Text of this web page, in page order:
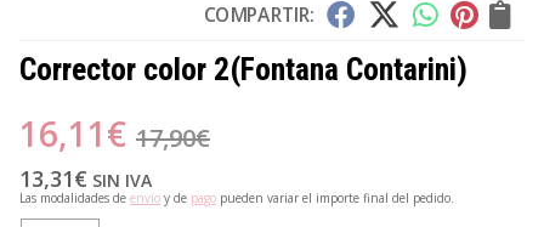
COMPARTIR:
Corrector color 2(Fontana Contarini)
16,11€ 17,90€
13,31€ SIN IVA
Las modalidades de envío y de pago pueden variar el importe final del pedido.